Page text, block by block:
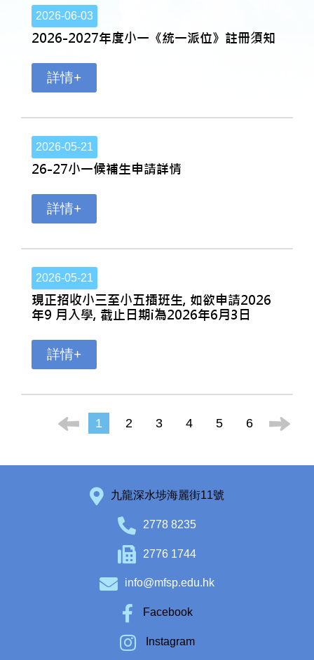
2026-06-03
2026-2027年度小一《統一派位》註冊須知
詳情+
2026-05-21
26-27小一候補生申請詳情
詳情+
2026-05-21
現正招收小三至小五插班生, 如欲申請2026
年9 月入學, 截止日期i為2026年6月3日
詳情+
1 2 3 4 5 6
九龍深水埗海麗街11號
2778 8235
2776 1744
info@mfsp.edu.hk
Facebook
Instagram